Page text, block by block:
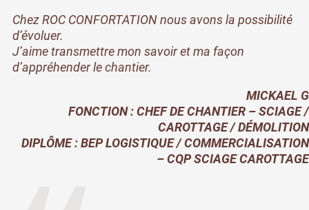
Chez ROC CONFORTATION nous avons la possibilité
d’évoluer.
J’aime transmettre mon savoir et ma façon
d’appréhender le chantier.
MICKAEL G
FONCTION : CHEF DE CHANTIER – SCIAGE /
CAROTTAGE / DÉMOLITION
DIPLÔME : BEP LOGISTIQUE / COMMERCIALISATION
– CQP SCIAGE CAROTTAGE